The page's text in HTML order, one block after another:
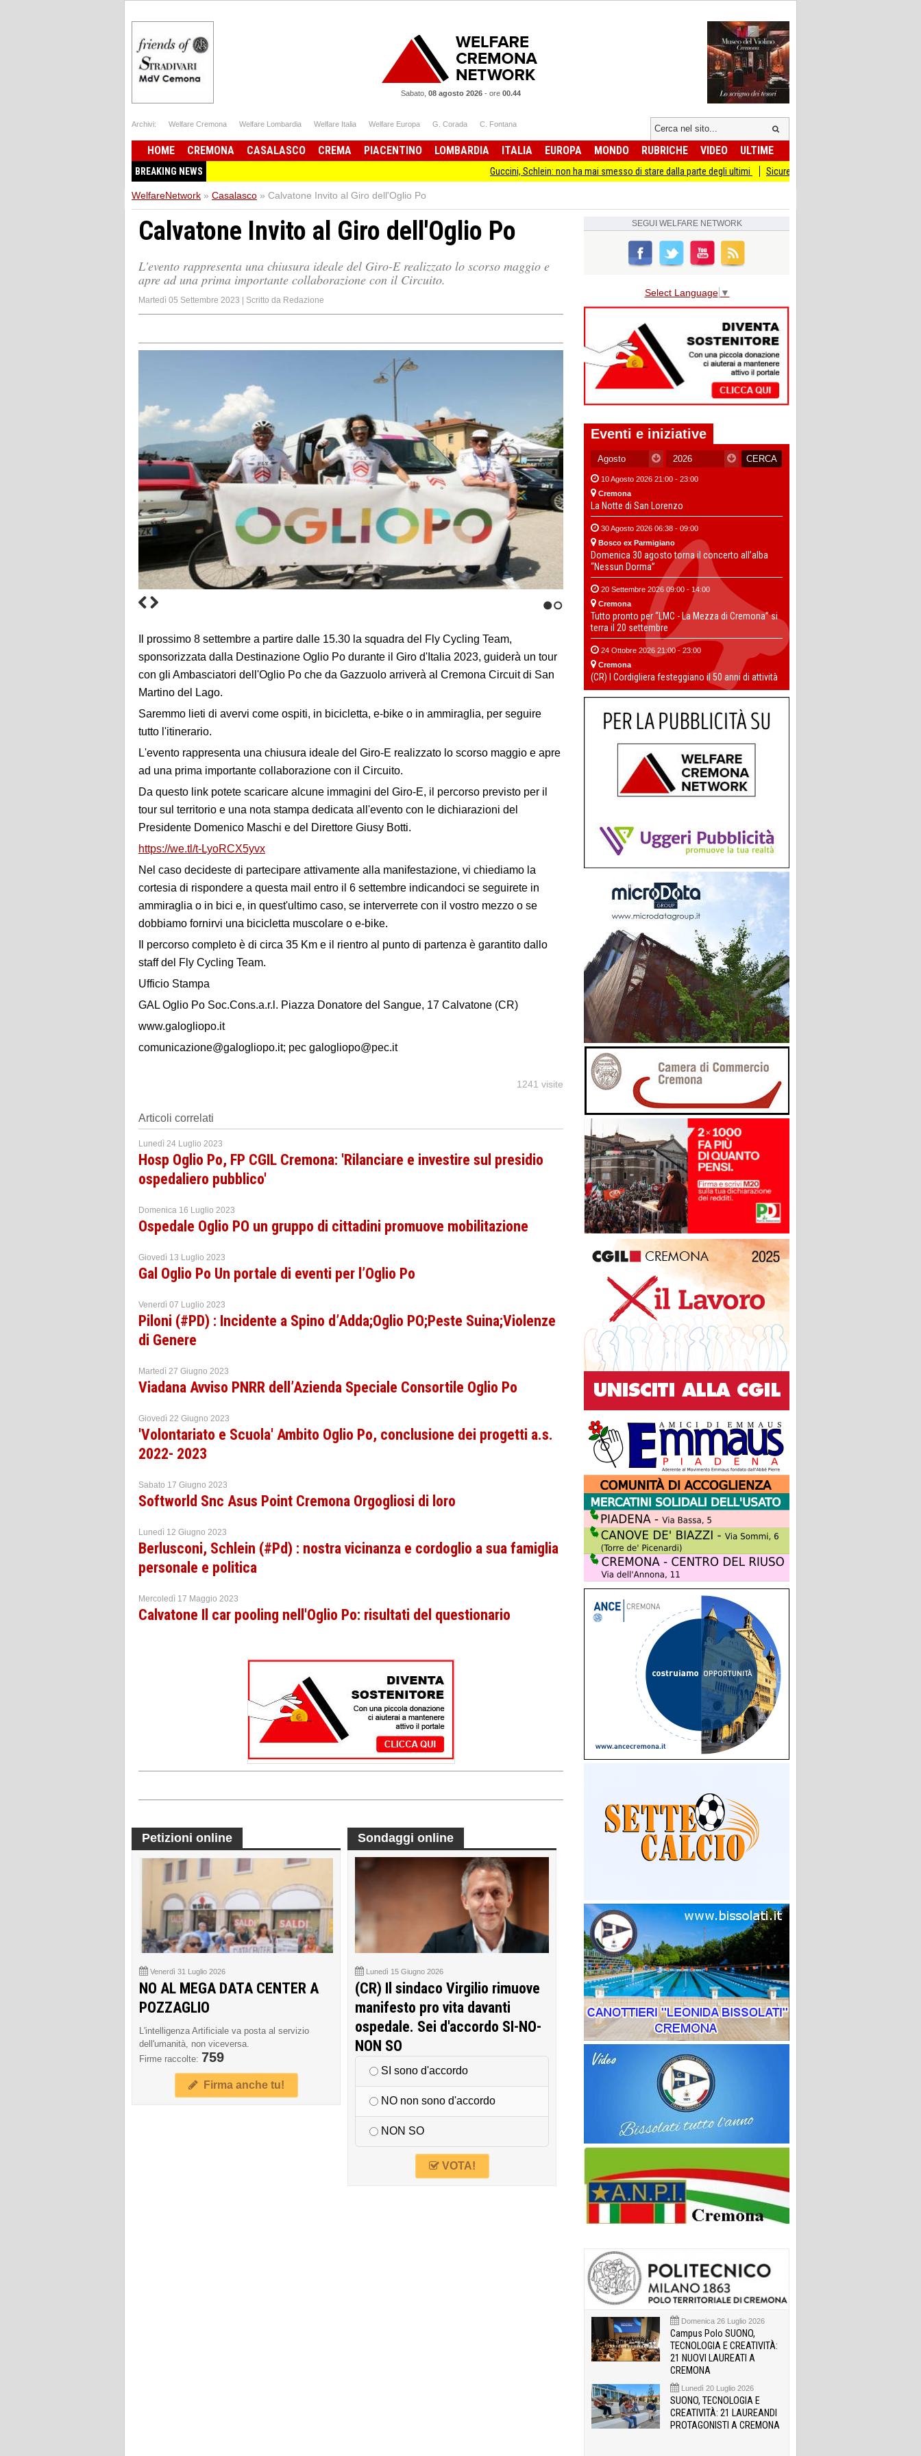
Sabato, 08 agosto 2026- ore 00.44
Archivi: Welfare Cremona Welfare Lombardia Welfare Italia Welfare Europa G. Corada C. Fontana
HOME CREMONA CASALASCO CREMA PIACENTINO LOMBARDIA ITALIA EUROPA MONDO RUBRICHE VIDEO ULTIME
BREAKING NEWS Guccini, Schlein: non ha mai smesso di stare dalla parte degli ultimi Sicurezza I Giovani Democratici ribattono ai Giovani di
WelfareNetwork » Casalasco » Calvatone Invito al Giro dell'Oglio Po
Calvatone Invito al Giro dell'Oglio Po
L'evento rappresenta una chiusura ideale del Giro-E realizzato lo scorso maggio e
apre ad una prima importante collaborazione con il Circuito.
Martedì 05 Settembre 2023 | Scritto da Redazione
Il prossimo 8 settembre a partire dalle 15.30 la squadra del Fly Cycling Team,
sponsorizzata dalla Destinazione Oglio Po durante il Giro d'Italia 2023, guiderà un tour
con gli Ambasciatori dell'Oglio Po che da Gazzuolo arriverà al Cremona Circuit di San
Martino del Lago.
Saremmo lieti di avervi come ospiti, in bicicletta, e-bike o in ammiraglia, per seguire
tutto l'itinerario.
L'evento rappresenta una chiusura ideale del Giro-E realizzato lo scorso maggio e apre
ad una prima importante collaborazione con il Circuito.
Da questo link potete scaricare alcune immagini del Giro-E, il percorso previsto per il
tour sul territorio e una nota stampa dedicata all'evento con le dichiarazioni del
Presidente Domenico Maschi e del Direttore Giusy Botti.
https://we.tl/t-LyoRCX5yvx
Nel caso decideste di partecipare attivamente alla manifestazione, vi chiediamo la
cortesia di rispondere a questa mail entro il 6 settembre indicandoci se seguirete in
ammiraglia o in bici e, in quest'ultimo caso, se interverrete con il vostro mezzo o se
dobbiamo fornirvi una bicicletta muscolare o e-bike.
Il percorso completo è di circa 35 Km e il rientro al punto di partenza è garantito dallo
staff del Fly Cycling Team.
Ufficio Stampa
GAL Oglio Po Soc.Cons.a.r.l. Piazza Donatore del Sangue, 17 Calvatone (CR)
www.galogliopo.it
comunicazione@galogliopo.it; pec galogliopo@pec.it
1241 visite
Articoli correlati
Lunedì 24 Luglio 2023
Hosp Oglio Po, FP CGIL Cremona: 'Rilanciare e investire sul presidio
ospedaliero pubblico'
Domenica 16 Luglio 2023
Ospedale Oglio PO un gruppo di cittadini promuove mobilitazione
Giovedì 13 Luglio 2023
Gal Oglio Po Un portale di eventi per l’Oglio Po
Venerdì 07 Luglio 2023
Piloni (#PD) : Incidente a Spino d’Adda;Oglio PO;Peste Suina;Violenze
di Genere
Martedì 27 Giugno 2023
Viadana Avviso PNRR dell’Azienda Speciale Consortile Oglio Po
Giovedì 22 Giugno 2023
'Volontariato e Scuola' Ambito Oglio Po, conclusione dei progetti a.s.
2022- 2023
Sabato 17 Giugno 2023
Softworld Snc Asus Point Cremona Orgogliosi di loro
Lunedì 12 Giugno 2023
Berlusconi, Schlein (#Pd) : nostra vicinanza e cordoglio a sua famiglia
personale e politica
Mercoledì 17 Maggio 2023
Calvatone Il car pooling nell'Oglio Po: risultati del questionario
Petizioni online
Venerdì 31 Luglio 2026
NO AL MEGA DATA CENTER A
POZZAGLIO
L'intelligenza Artificiale va posta al servizio
dell'umanità, non viceversa.
Firme raccolte: 759
Firma anche tu!
Sondaggi online
Lunedì 15 Giugno 2026
(CR) Il sindaco Virgilio rimuove
manifesto pro vita davanti
ospedale. Sei d'accordo SI-NO-
NON SO
SI sono d'accordo
NO non sono d'accordo
NON SO
VOTA!
SEGUI WELFARE NETWORK
Select Language ▼
Eventi e iniziative
10 Agosto 2026 21:00 - 23:00
Cremona
La Notte di San Lorenzo
30 Agosto 2026 06:38 - 09:00
Bosco ex Parmigiano
Domenica 30 agosto torna il concerto all’alba
“Nessun Dorma”
20 Settembre 2026 09:00 - 14:00
Cremona
Tutto pronto per “LMC - La Mezza di Cremona” si
terra il 20 settembre
24 Ottobre 2026 21:00 - 23:00
Cremona
(CR) I Cordigliera festeggiano il 50 anni di attività
Domenica 26 Luglio 2026
Campus Polo SUONO,
TECNOLOGIA E CREATIVITÀ:
21 NUOVI LAUREATI A
CREMONA
Lunedì 20 Luglio 2026
SUONO, TECNOLOGIA E
CREATIVITÀ: 21 LAUREANDI
PROTAGONISTI A CREMONA